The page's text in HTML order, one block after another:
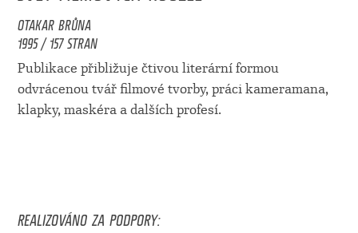
OTAKAR BRŮNA
1995 / 157 STRAN
Publikace přibližuje čtivou literární formou
odvrácenou tvář filmové tvorby, práci kameramana,
klapky, maskéra a dalších profesí.
REALIZOVÁNO ZA PODPORY: